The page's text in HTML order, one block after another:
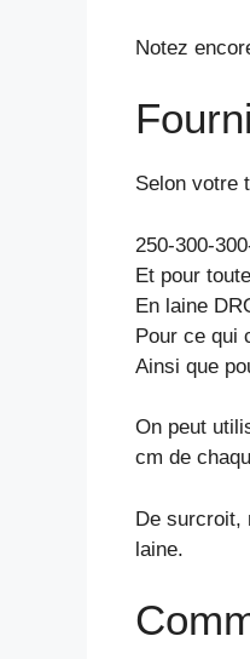
Notez
Selon votre
250-300-
Et pour
En laine
Pour ce qui
Ainsi que
On peut
cm de
De surcroit,
laine.